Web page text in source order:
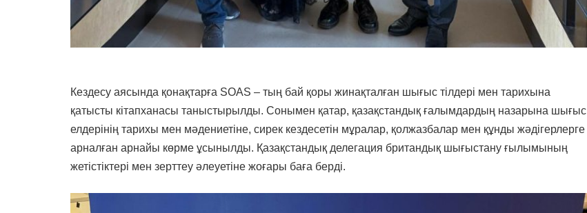
Кездесу аясында қонақтарға SOAS – тың бай қоры жинақталған шығыс тілдері мен тарихына
қатысты кітапханасы таныстырылды. Сонымен қатар, қазақстандық ғалымдардың назарына шығыс
елдерінің тарихы мен мәдениетіне, сирек кездесетін мұралар, қолжазбалар мен құнды жәдігерлерге
арналған арнайы көрме ұсынылды. Қазақстандық делегация британдық шығыстану ғылымының
жетістіктері мен зерттеу әлеуетіне жоғары баға берді.